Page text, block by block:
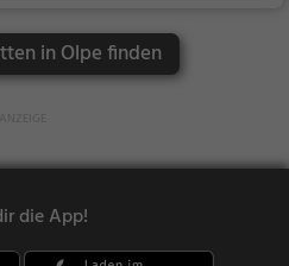
in Olpe finden
die App!